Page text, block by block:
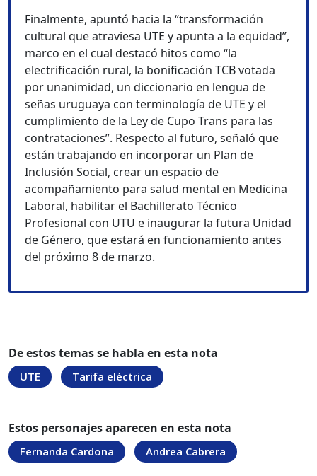
Finalmente, apuntó hacia la “transformación
cultural que atraviesa UTE y apunta a la equidad”,
marco en el cual destacó hitos como “la
electrificación rural, la bonificación TCB votada
por unanimidad, un diccionario en lengua de
señas uruguaya con terminología de UTE y el
cumplimiento de la Ley de Cupo Trans para las
contrataciones”. Respecto al futuro, señaló que
están trabajando en incorporar un Plan de
Inclusión Social, crear un espacio de
acompañamiento para salud mental en Medicina
Laboral, habilitar el Bachillerato Técnico
Profesional con UTU e inaugurar la futura Unidad
de Género, que estará en funcionamiento antes
del próximo 8 de marzo.
De estos temas se habla en esta nota
UTE Tarifa eléctrica
Estos personajes aparecen en esta nota
Fernanda Cardona Andrea Cabrera